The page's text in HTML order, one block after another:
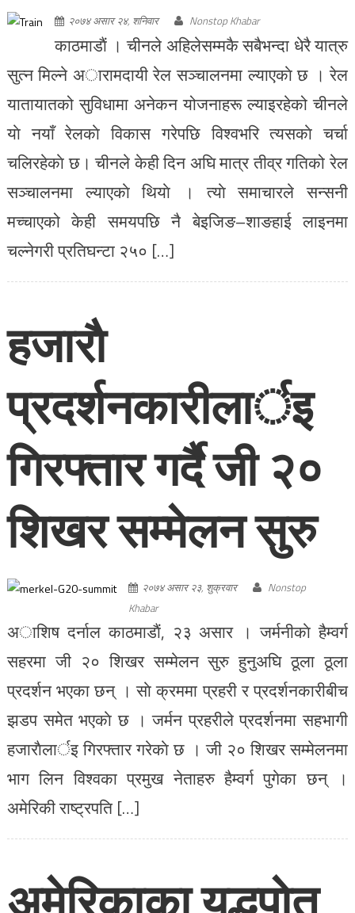
२०७४ असार २४, शनिवार Nonstop Khabar
काठमाडाैं । चीनले अहिलेसम्मकै सबैभन्दा धेरै यात्रु
सुत्न मिल्ने अारामदायी रेल सञ्चालनमा ल्याएकाे छ । रेल
यातायातको सुविधामा अनेकन योजनाहरू ल्याइरहेको चीनले
याे नयाँ रेलकाे विकास गरेपछि विश्वभरि त्यसकाे चर्चा
चलिरहेकाे छ। चीनले केही दिन अघि मात्र तीव्र गतिको रेल
सञ्चालनमा ल्याएकाे थियाे । त्याे समाचारले सन्सनी
मच्चाएको केही समयपछि नै बेइजिङ–शाङहाई लाइनमा
चल्नेगरी प्रतिघन्टा २५० […]
हजाराै
प्रदर्शनकारीलार्इ
गिरफ्तार गर्दै जी २०
शिखर सम्मेलन सुरु
२०७४ असार २३, शुक्रवार
Nonstop
Khabar
अाशिष दर्नाल काठमाडाैं, २३ असार । जर्मनीकाे हैम्वर्ग
सहरमा जी २० शिखर सम्मेलन सुरु हुनुअघि ठूला ठूला
प्रदर्शन भएका छन् । साे क्रममा प्रहरी र प्रदर्शनकारीबीच
झडप समेत भएकाे छ । जर्मन प्रहरीले प्रदर्शनमा सहभागी
हजाराैलार्इ गिरफ्तार गरेकाे छ । जी २० शिखर सम्मेलनमा
भाग लिन विश्वका प्रमुख नेताहरु हैम्वर्ग पुगेका छन् ।
अमेरिकी राष्ट्रपति […]